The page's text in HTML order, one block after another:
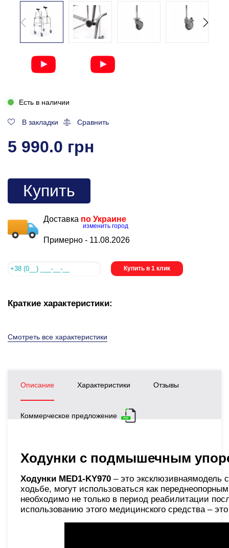
Есть в наличии
В закладки Сравнить
5 990.0 грн
Купить
Доставка по Украине
изменить город
Примерно - 11.08.2026
Купить в 1 клик
Краткие характеристики:
Смотреть все характеристики
Описание Характеристики Отзывы
Коммерческое предложение
Ходунки с подмышечным
Ходунки MED1-KY970 – это
ходьбе, могут использоваться как
необходимо не только в период реабилитации
использованию этого медицинского средства –